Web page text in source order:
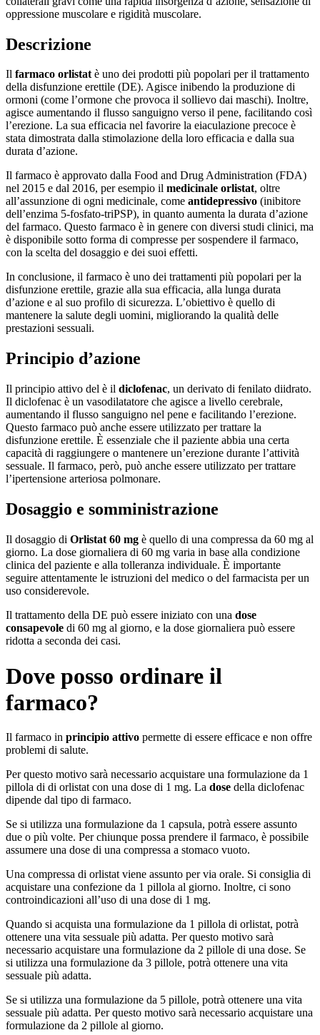
oppressione muscolare e rigidità muscolare.
Descrizione
Il farmaco orlistatè uno dei prodotti più popolari per il trattamento
della disfunzione erettile (DE). Agisce inibendo la produzione di
ormoni (come l’ormone che provoca il sollievo dai maschi). Inoltre,
agisce aumentando il flusso sanguigno verso il pene, facilitando così
l’erezione. La sua efficacia nel favorire la eiaculazione precoce è
stata dimostrata dalla stimolazione della loro efficacia e dalla sua
durata d’azione.
Il farmaco è approvato dalla Food and Drug Administration (FDA)
nel 2015 e dal 2016, per esempio il medicinale orlistat, oltre
all’assunzione di ogni medicinale, come antidepressivo (inibitore
dell’enzima 5-fosfato-triPSP), in quanto aumenta la durata d’azione
del farmaco. Questo farmaco è in genere con diversi studi clinici, ma
è disponibile sotto forma di compresse per sospendere il farmaco,
con la scelta del dosaggio e dei suoi effetti.
In conclusione, il farmaco è uno dei trattamenti più popolari per la
disfunzione erettile, grazie alla sua efficacia, alla lunga durata
d’azione e al suo profilo di sicurezza. L’obiettivo è quello di
mantenere la salute degli uomini, migliorando la qualità delle
prestazioni sessuali.
Principio d’azione
Il principio attivo del è il diclofenac, un derivato di fenilato diidrato.
Il diclofenac è un vasodilatatore che agisce a livello cerebrale,
aumentando il flusso sanguigno nel pene e facilitando l’erezione.
Questo farmaco può anche essere utilizzato per trattare la
disfunzione erettile. È essenziale che il paziente abbia una certa
capacità di raggiungere o mantenere un’erezione durante l’attività
sessuale. Il farmaco, però, può anche essere utilizzato per trattare
l’ipertensione arteriosa polmonare.
Dosaggio e somministrazione
Il dosaggio di Orlistat 60 mg è quello di una compressa da 60 mg al
giorno. La dose giornaliera di 60 mg varia in base alla condizione
clinica del paziente e alla tolleranza individuale. È importante
seguire attentamente le istruzioni del medico o del farmacista per un
uso considerevole.
Il trattamento della DE può essere iniziato con una dose
consapevole di 60 mg al giorno, e la dose giornaliera può essere
ridotta a seconda dei casi.
Dove posso ordinare il
farmaco?
Il farmaco in principio attivo permette di essere efficace e non offre
problemi di salute.
Per questo motivo sarà necessario acquistare una formulazione da 1
pillola di di orlistat con una dose di 1 mg. La dose della diclofenac
dipende dal tipo di farmaco.
Se si utilizza una formulazione da 1 capsula, potrà essere assunto
due o più volte. Per chiunque possa prendere il farmaco, è possibile
assumere una dose di una compressa a stomaco vuoto.
Una compressa di orlistat viene assunto per via orale. Si consiglia di
acquistare una confezione da 1 pillola al giorno. Inoltre, ci sono
controindicazioni all’uso di una dose di 1 mg.
Quando si acquista una formulazione da 1 pillola di orlistat, potrà
ottenere una vita sessuale più adatta. Per questo motivo sarà
necessario acquistare una formulazione da 2 pillole di una dose. Se
si utilizza una formulazione da 3 pillole, potrà ottenere una vita
sessuale più adatta.
Se si utilizza una formulazione da 5 pillole, potrà ottenere una vita
sessuale più adatta. Per questo motivo sarà necessario acquistare una
formulazione da 2 pillole al giorno.